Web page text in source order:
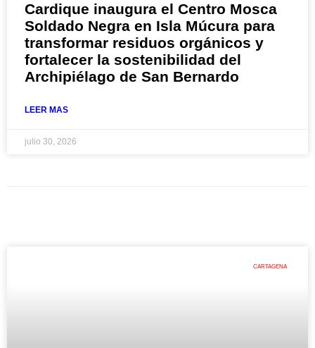
Cardique inaugura el Centro Mosca
Soldado Negra en Isla Múcura para
transformar residuos orgánicos y
fortalecer la sostenibilidad del
Archipiélago de San Bernardo
LEER MAS
julio 30, 2026
CARTAGENA